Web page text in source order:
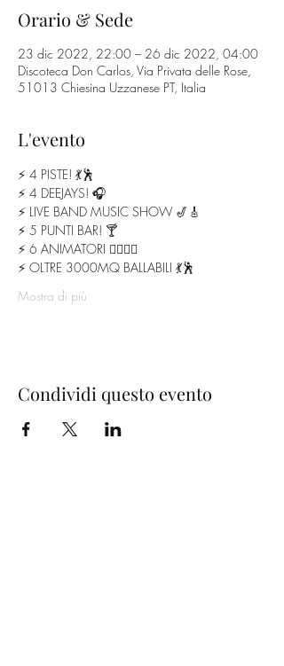
Orario & Sede
23 dic 2022, 22:00 – 26 dic 2022, 04:00
Discoteca Don Carlos, Via Privata delle Rose,
51013 Chiesina Uzzanese PT, Italia
L'evento
⚡️ 4 PISTE! 💃🕺
⚡️ 4 DEEJAYS! 🎧
⚡️ LIVE BAND MUSIC SHOW 🎷🎸
⚡️ 5 PUNTI BAR! 🍸
⚡️ 6 ANIMATORI 🧛‍♂️🧟‍♀️
⚡️ OLTRE 3000MQ BALLABILI 💃🕺
Mostra di più
Condividi questo evento